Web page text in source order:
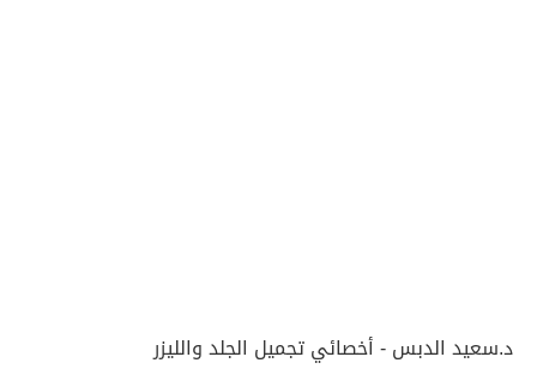
د.سعيد الدبس - أخصائي تجميل الجلد والليزر